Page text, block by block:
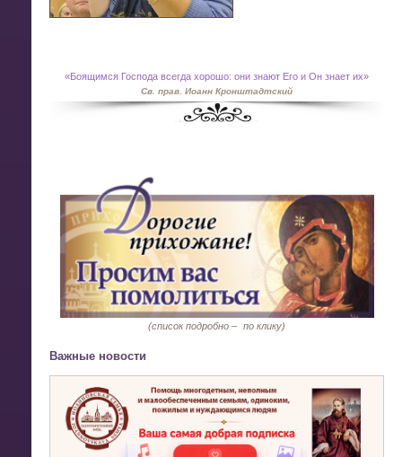
«Боящимся Господа всегда хорошо: они знают Его и Он знает их»
Св. прав. Иоанн Кронштадтский
(список подробно – по клику)
Важные новости